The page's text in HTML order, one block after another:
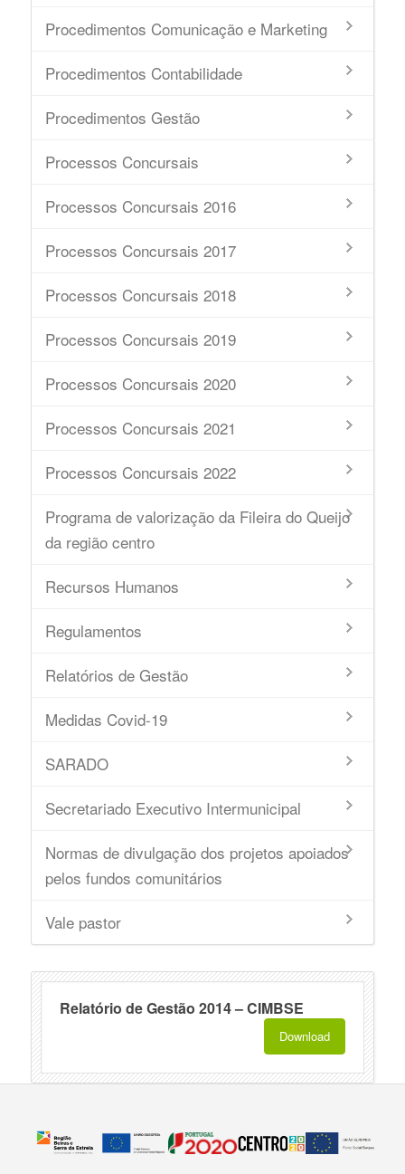
Procedimentos Comunicação e Marketing
Procedimentos Contabilidade
Procedimentos Gestão
Processos Concursais
Processos Concursais 2016
Processos Concursais 2017
Processos Concursais 2018
Processos Concursais 2019
Processos Concursais 2020
Processos Concursais 2021
Processos Concursais 2022
Programa de valorização da Fileira do Queijo
da região centro
Recursos Humanos
Regulamentos
Relatórios de Gestão
Medidas Covid-19
SARADO
Secretariado Executivo Intermunicipal
Normas de divulgação dos projetos apoiados
pelos fundos comunitários
Vale pastor
Relatório de Gestão 2014 – CIMBSE
Download